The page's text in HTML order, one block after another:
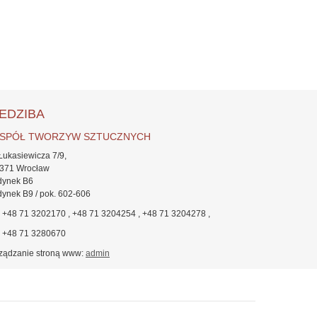
TWORZYW SZTUCZNYCH
7/9,
Wrocław
B6
B9 / pok. 602-606
+48 71 3202170 , +48 71 3204254 , +48 71 3204278 ,
+48 71 3280670
stroną www: admin